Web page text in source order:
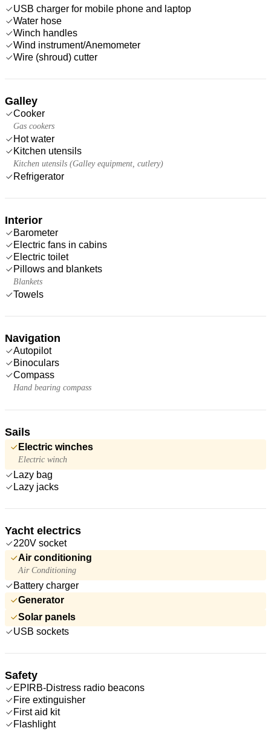
USB charger for mobile phone and laptop
Water hose
Winch handles
Wind instrument/Anemometer
Wire (shroud) cutter
Galley
Cooker
Gas cookers
Hot water
Kitchen utensils
Kitchen utensils (Galley equipment, cutlery)
Refrigerator
Interior
Barometer
Electric fans in cabins
Electric toilet
Pillows and blankets
Blankets
Towels
Navigation
Autopilot
Binoculars
Compass
Hand bearing compass
Sails
Electric winches
Electric winch
Lazy bag
Lazy jacks
Yacht electrics
220V socket
Air conditioning
Air Conditioning
Battery charger
Generator
Solar panels
USB sockets
Safety
EPIRB-Distress radio beacons
Fire extinguisher
First aid kit
Flashlight